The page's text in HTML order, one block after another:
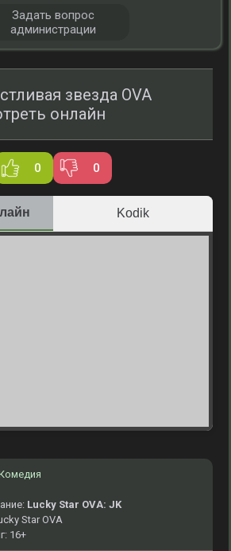
звезда OVA
онлайн
0 0
Kodik
Lucky Star OVA: JK
Star OVA
16+
Задать вопрос
администрации